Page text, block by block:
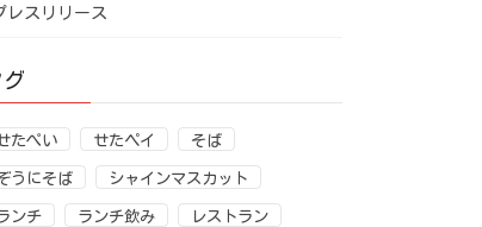
レスリリース
グ
たぺい せたペイ そば
うにそば シャインマスカット
ンチ ランチ飲み レストラン